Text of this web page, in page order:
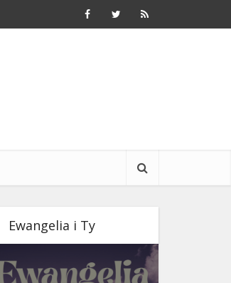
Ewangelia i Ty